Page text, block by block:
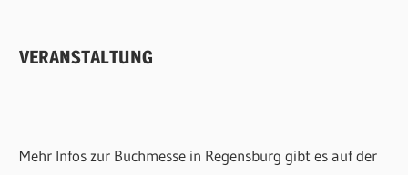
VERANSTALTUNG
Mehr Infos zur Buchmesse in Regensburg gibt es auf der